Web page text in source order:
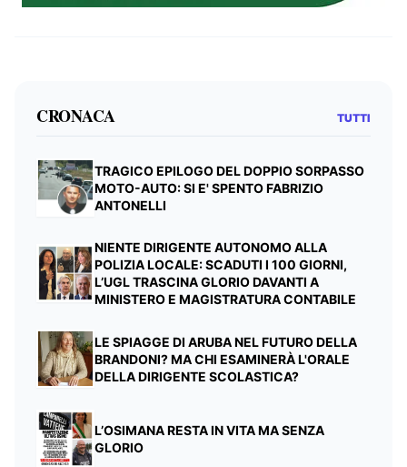
CRONACA TUTTI
TRAGICO EPILOGO DEL DOPPIO SORPASSO
MOTO-AUTO: SI E' SPENTO FABRIZIO
ANTONELLI
NIENTE DIRIGENTE AUTONOMO ALLA
POLIZIA LOCALE: SCADUTI I 100 GIORNI,
L’UGL TRASCINA GLORIO DAVANTI A
MINISTERO E MAGISTRATURA CONTABILE
LE SPIAGGE DI ARUBA NEL FUTURO DELLA
BRANDONI? MA CHI ESAMINERÀ L'ORALE
DELLA DIRIGENTE SCOLASTICA?
L’OSIMANA RESTA IN VITA MA SENZA
GLORIO